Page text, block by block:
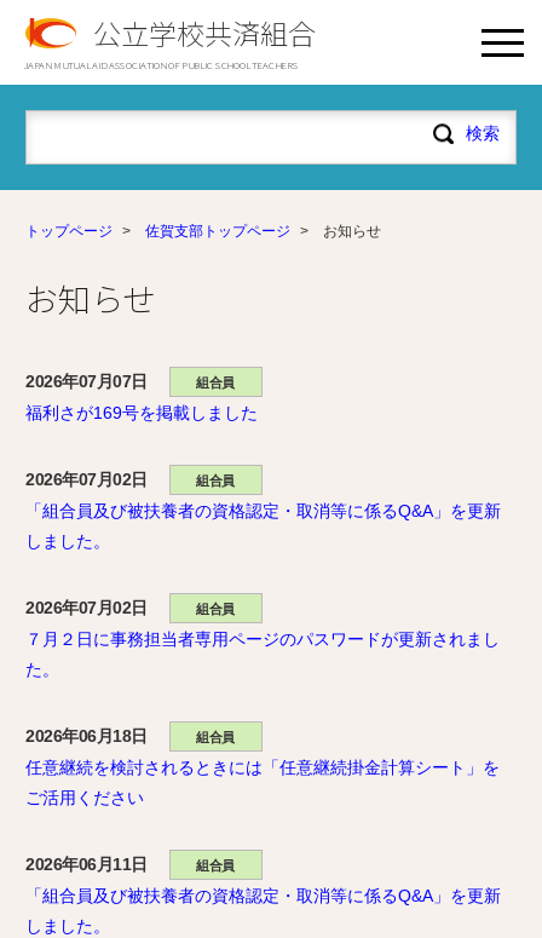
公立学校共済組合
JAPAN MUTUAL AID ASSOCIATION OF PUBLIC SCHOOL TEACHERS
トップページ > 佐賀支部トップページ > お知らせ
お知らせ
2026年07月07日 組合員
福利さが169号を掲載しました
2026年07月02日 組合員
「組合員及び被扶養者の資格認定・取消等に係るQ&A」を更新
しました。
2026年07月02日 組合員
７月２日に事務担当者専用ページのパスワードが更新されまし
た。
2026年06月18日 組合員
任意継続を検討されるときには「任意継続掛金計算シート」を
ご活用ください
2026年06月11日 組合員
「組合員及び被扶養者の資格認定・取消等に係るQ&A」を更新
しました。